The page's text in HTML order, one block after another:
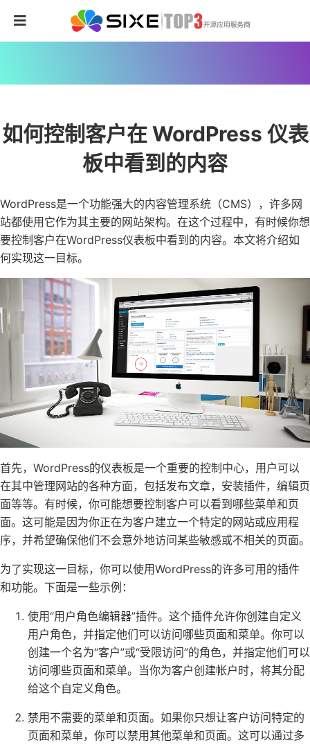
如何控制客户在 WordPress 仪表
板中看到的内容
WordPress是一个功能强大的内容管理系统（CMS），许多网
站都使用它作为其主要的网站架构。在这个过程中，有时候你想
要控制客户在WordPress仪表板中看到的内容。本文将介绍如
何实现这一目标。
首先，WordPress的仪表板是一个重要的控制中心，用户可以
在其中管理网站的各种方面，包括发布文章，安装插件，编辑页
面等等。有时候，你可能想要控制客户可以看到哪些菜单和页
面。这可能是因为你正在为客户建立一个特定的网站或应用程
序，并希望确保他们不会意外地访问某些敏感或不相关的页面。
为了实现这一目标，你可以使用WordPress的许多可用的插件
和功能。下面是一些示例：
使用“用户角色编辑器”插件。这个插件允许你创建自定义
用户角色，并指定他们可以访问哪些页面和菜单。你可以
创建一个名为“客户”或“受限访问”的角色，并指定他们可以
访问哪些页面和菜单。当你为客户创建帐户时，将其分配
给这个自定义角色。
禁用不需要的菜单和页面。如果你只想让客户访问特定的
页面和菜单，你可以禁用其他菜单和页面。这可以通过多